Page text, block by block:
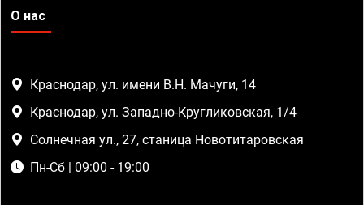
О нас
Краснодар, ул. имени В.Н. Мачуги, 14
Краснодар, ул. Западно-Кругликовская, 1/4
Солнечная ул., 27, станица Новотитаровская
Пн-Сб | 09:00 - 19:00